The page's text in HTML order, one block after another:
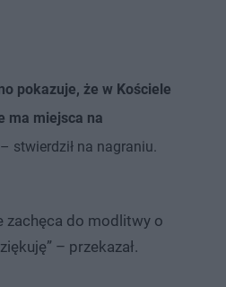
pokazuje, że w Kościele
ma miejsca na
– stwierdził na nagraniu.
zachęca do modlitwy o
– przekazał.